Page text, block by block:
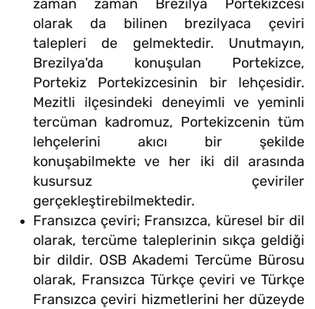
zaman zaman Brezilya Portekizcesi
olarak da bilinen brezilyaca çeviri
talepleri de gelmektedir. Unutmayın,
Brezilya'da konuşulan Portekizce,
Portekiz Portekizcesinin bir lehçesidir.
Mezitli ilçesindeki deneyimli ve yeminli
tercüman kadromuz, Portekizcenin tüm
lehçelerini akıcı bir şekilde
konuşabilmekte ve her iki dil arasında
kusursuz çeviriler
gerçekleştirebilmektedir.
Fransızca çeviri; Fransızca, küresel bir dil
olarak, tercüme taleplerinin sıkça geldiği
bir dildir. OSB Akademi Tercüme Bürosu
olarak, Fransızca Türkçe çeviri ve Türkçe
Fransızca çeviri hizmetlerini her düzeyde